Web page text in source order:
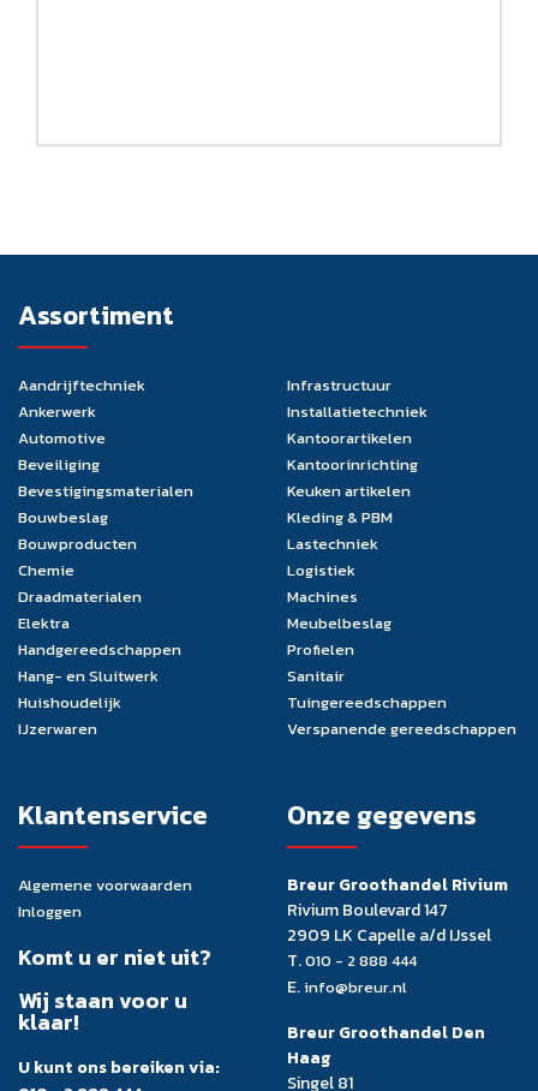
Assortiment
Aandrijftechniek
Ankerwerk
Automotive
Beveiliging
Bevestigingsmaterialen
Bouwbeslag
Bouwproducten
Chemie
Draadmaterialen
Elektra
Handgereedschappen
Hang- en Sluitwerk
Huishoudelijk
IJzerwaren
Infrastructuur
Installatietechniek
Kantoorartikelen
Kantoorinrichting
Keuken artikelen
Kleding & PBM
Lastechniek
Logistiek
Machines
Meubelbeslag
Profielen
Sanitair
Tuingereedschappen
Verspanende gereedschappen
Klantenservice
Algemene voorwaarden
Inloggen
Komt u er niet uit?
Wij staan voor u
klaar!
U kunt ons bereiken via:
Onze gegevens
Breur Groothandel Rivium
Rivium Boulevard 147
2909 LK Capelle a/d IJssel
T.010 - 2 888 444
E. info@breur.nl
Breur Groothandel Den
Haag
Singel 81